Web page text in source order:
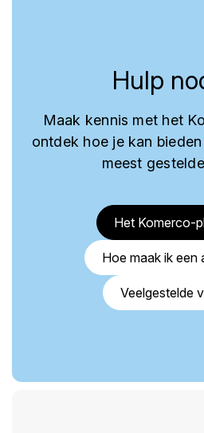
Hulp
Maak kennis met het
ontdek hoe je kan
meest
Het Komerco-
Hoe maak ik een
Veelgestelde